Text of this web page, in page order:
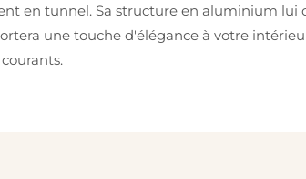
en tunnel. Sa structure en aluminium
une touche d'élégance à votre